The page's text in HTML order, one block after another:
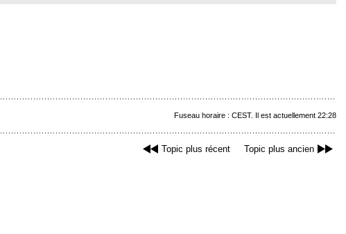
Fuseau horaire : CEST. Il est actuellement 22:28
Topic plus récent Topic plus ancien